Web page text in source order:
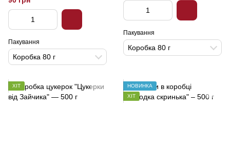
Пакування
Коробка 80 г
Пакування
Коробка 80 г
ХІТ
НОВИНКА
ХІТ